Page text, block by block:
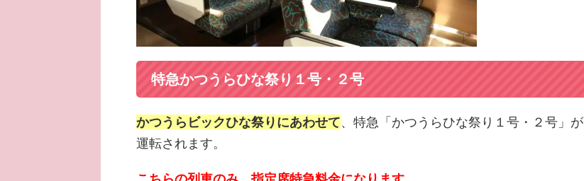
特急かつうらひな祭り１号・２号
かつうらビックひな祭りにあわせて、特急「かつうらひな祭り１号・２号」が
運転されます。